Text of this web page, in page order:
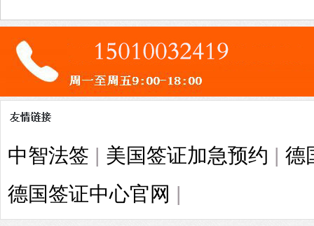
中智法签 | 美国签证加急预约 | 德
德国签证中心官网 |